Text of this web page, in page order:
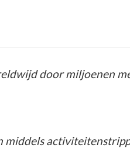
door miljoenen
middels